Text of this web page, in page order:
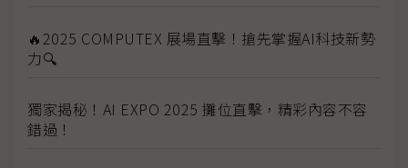
🔥2025 COMPUTEX 展場直擊！搶先掌握AI科技新勢
力🔍
獨家揭秘！AI EXPO 2025 攤位直擊，精彩內容不容
錯過！